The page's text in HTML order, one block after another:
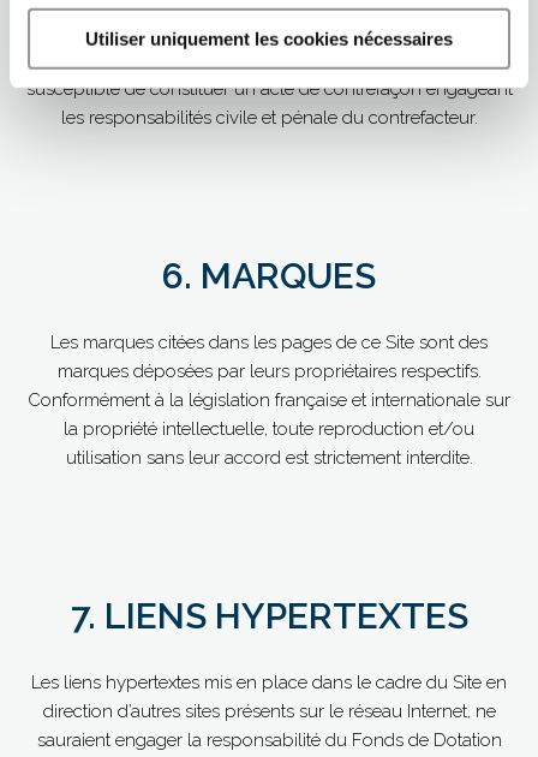
Utiliser uniquement les cookies nécessaires
sans le consentement préalable et écrit du Fonds de
susceptible de constituer un acte de contrefaçon engageant
les responsabilités civile et pénale du contrefacteur.
6. MARQUES
Les marques citées dans les pages de ce Site sont des
marques déposées par leurs propriétaires respectifs.
Conformément à la législation française et internationale sur
la propriété intellectuelle, toute reproduction et/ou
utilisation sans leur accord est strictement interdite.
7. LIENS HYPERTEXTES
Les liens hypertextes mis en place dans le cadre du Site en
direction d’autres sites présents sur le réseau Internet, ne
sauraient engager la responsabilité du Fonds de Dotation